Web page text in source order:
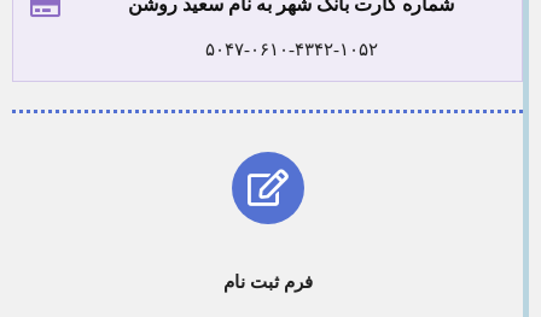
۵۰۴۷-۰۶۱۰-۴۳۴۲-۱۰۵۲
فرم ثبت نام